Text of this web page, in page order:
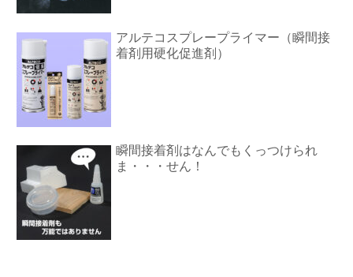
アルテコスプレープライマー（瞬間接
着剤用硬化促進剤）
瞬間接着剤はなんでもくっつけられ
ま・・・せん！